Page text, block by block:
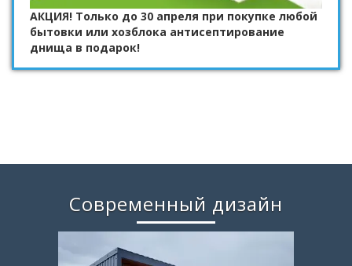
АКЦИЯ! Только до 30 апреля при покупке любой
бытовки или хозблока антисептирование
днища в подарок!
Современный дизайн